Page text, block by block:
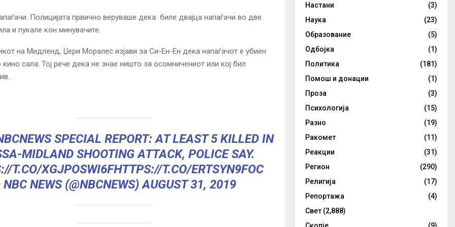
Полицијата првично веруваше дека биле двајца напаѓачи во две
и пукале кон минувачите.
на Мидленд, Џери Моралес изјави за Си-Ен-Ен дека напаѓачот е убиен
кино сала. Тој рече дека не знае ништо за осомничениот или кој бил
SPECIAL REPORT: AT LEAST 5 KILLED IN
MIDLAND SHOOTING ATTACK, POLICE SAY.
T.CO/XGJPOSWI6FHTTPS://T.CO/ERTSYN9FOC
NEWS (@NBCNEWS)AUGUST 31, 2019
Настани
(3)
Наука
(23)
Образование
(5)
Одбојка
(1)
Политика
(181)
Помош и донации
(1)
Проза
(3)
Психологија
(15)
Разно
(19)
Ракомет
(11)
Реакции
(31)
Регион
(290)
Религија
(17)
Репортажа
(4)
Свет (2,888)